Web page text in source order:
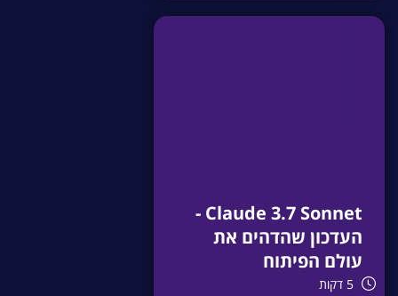
Claude 3.7 Sonnet -
העדכון שהדהים את
עולם הפיתוח
5 דקות